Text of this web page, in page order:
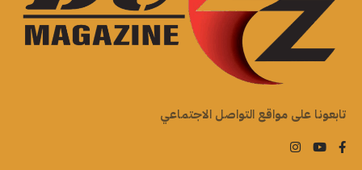
تابعونا على مواقع التواصل الاجتماعي